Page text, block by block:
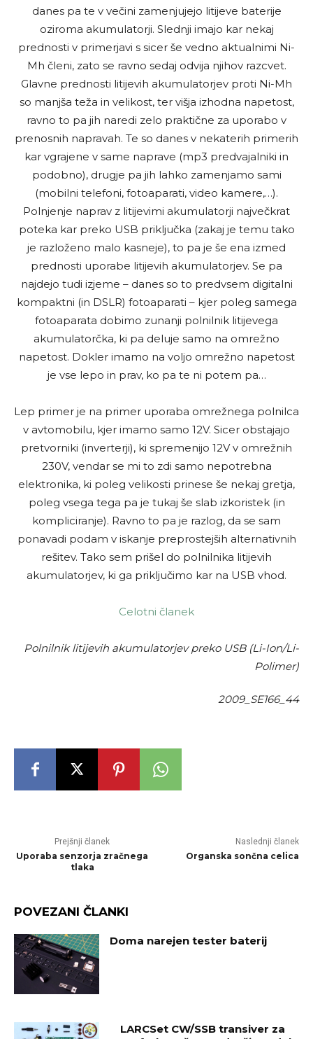
danes pa te v večini zamenjujejo litijeve baterije
oziroma akumulatorji. Slednji imajo kar nekaj
prednosti v primerjavi s sicer še vedno aktualnimi Ni-
Mh členi, zato se ravno sedaj odvija njihov razcvet.
Glavne prednosti litijevih akumulatorjev proti Ni-Mh
so manjša teža in velikost, ter višja izhodna napetost,
ravno to pa jih naredi zelo praktič­ne za uporabo v
prenosnih napravah. Te so danes v nekaterih primerih
kar vgrajene v same naprave (mp3 predvajalniki in
podobno), drugje pa jih lahko zamenjamo sami
(mobilni telefoni, fotoaparati, video kamere,…).
Polnjenje naprav z litijevimi akumulatorji največ­krat
poteka kar preko USB priključ­ka (zakaj je temu tako
je razloženo malo kasneje), to pa je še ena izmed
prednosti uporabe litijevih akumulatorjev. Se pa
najdejo tudi izjeme – danes so to predvsem digitalni
kompaktni (in DSLR) fotoaparati – kjer poleg samega
fotoaparata dobimo zunanji polnilnik litijevega
akumulatorčka, ki pa deluje samo na omrežno
napetost. Dokler imamo na voljo omrežno napetost
je vse lepo in prav, ko pa te ni potem pa…
Lep primer je na primer uporaba omrežnega polnilca
v avtomobilu, kjer imamo samo 12V. Sicer obstajajo
pretvorniki (inverterji), ki spremenijo 12V v omrežnih
230V, vendar se mi to zdi samo nepotrebna
elektronika, ki poleg velikosti prinese še nekaj gretja,
poleg vsega tega pa je tukaj še slab izkoristek (in
kompliciranje). Ravno to pa je razlog, da se sam
ponavadi podam v iskanje preprostejših alternativnih
rešitev. Tako sem prišel do polnilnika litijevih
akumulatorjev, ki ga priključimo kar na USB vhod.
Celotni članek
Polnilnik litijevih akumulatorjev preko USB (Li-Ion/Li-
Polimer)
2009_SE166_44
Prejšnji članek
Uporaba senzorja zračnega
tlaka
Naslednji članek
Organska sončna celica
POVEZANI ČLANKI
Doma narejen tester baterij
LARCSet CW/SSB transiver za